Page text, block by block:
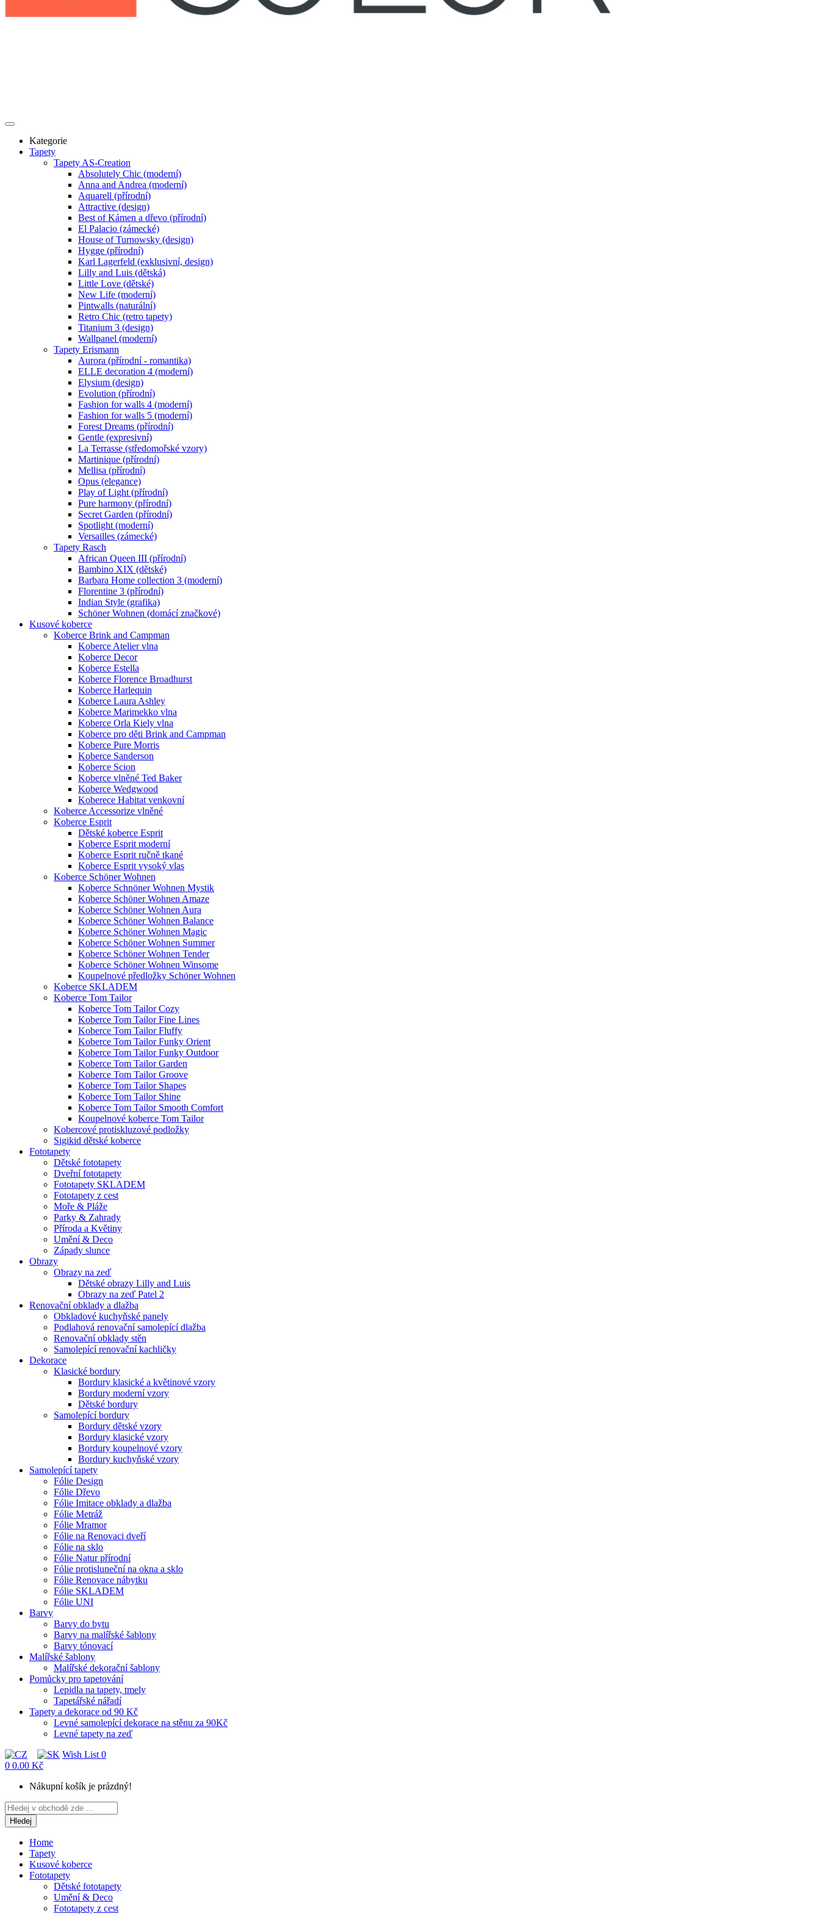
Kategorie
Tapety
Tapety AS-Creation
Absolutely Chic (moderní)
Anna and Andrea (moderní)
Aquarell (přírodní)
Attractive (design)
Best of Kámen a dřevo (přírodní)
El Palacio (zámecké)
House of Turnowsky (design)
Hygge (přírodní)
Karl Lagerfeld (exklusivní, design)
Lilly and Luis (dětská)
Little Love (dětské)
New Life (moderní)
Pintwalls (naturální)
Retro Chic (retro tapety)
Titanium 3 (design)
Wallpanel (moderní)
Tapety Erismann
Aurora (přírodní - romantika)
ELLE decoration 4 (moderní)
Elysium (design)
Evolution (přírodní)
Fashion for walls 4 (moderní)
Fashion for walls 5 (moderní)
Forest Dreams (přírodní)
Gentle (expresivní)
La Terrasse (středomořské vzory)
Martinique (přírodní)
Mellisa (přírodní)
Opus (elegance)
Play of Light (přírodní)
Pure harmony (přírodní)
Secret Garden (přírodní)
Spotlight (moderní)
Versailles (zámecké)
Tapety Rasch
African Queen III (přírodní)
Bambino XIX (dětské)
Barbara Home collection 3 (moderní)
Florentine 3 (přírodní)
Indian Style (grafika)
Schöner Wohnen (domácí značkové)
Kusové koberce
Koberce Brink and Campman
Koberce Atelier vlna
Koberce Decor
Koberce Estella
Koberce Florence Broadhurst
Koberce Harlequin
Koberce Laura Ashley
Koberce Marimekko vlna
Koberce Orla Kiely vlna
Koberce pro děti Brink and Campman
Koberce Pure Morris
Koberce Sanderson
Koberce Scion
Koberce vlněné Ted Baker
Koberce Wedgwood
Koberece Habitat venkovní
Koberce Accessorize vlněné
Koberce Esprit
Dětské koberce Esprit
Koberce Esprit moderní
Koberce Esprit ručně tkané
Koberce Esprit vysoký vlas
Koberce Schöner Wohnen
Koberce Schnöner Wohnen Mystik
Koberce Schöner Wohnen Amaze
Koberce Schöner Wohnen Aura
Koberce Schöner Wohnen Balance
Koberce Schöner Wohnen Magic
Koberce Schöner Wohnen Summer
Koberce Schöner Wohnen Tender
Koberce Schöner Wohnen Winsome
Koupelnové předložky Schöner Wohnen
Koberce SKLADEM
Koberce Tom Tailor
Koberce Tom Tailor Cozy
Koberce Tom Tailor Fine Lines
Koberce Tom Tailor Fluffy
Koberce Tom Tailor Funky Orient
Koberce Tom Tailor Funky Outdoor
Koberce Tom Tailor Garden
Koberce Tom Tailor Groove
Koberce Tom Tailor Shapes
Koberce Tom Tailor Shine
Koberce Tom Tailor Smooth Comfort
Koupelnové koberce Tom Tailor
Kobercové protiskluzové podložky
Sigikid dětské koberce
Fototapety
Dětské fototapety
Dveřní fototapety
Fototapety SKLADEM
Fototapety z cest
Moře & Pláže
Parky & Zahrady
Příroda a Květiny
Umění & Deco
Západy slunce
Obrazy
Obrazy na zeď
Dětské obrazy Lilly and Luis
Obrazy na zeď Patel 2
Renovační obklady a dlažba
Obkladové kuchyňské panely
Podlahová renovační samolepící dlažba
Renovační obklady stěn
Samolepící renovační kachličky
Dekorace
Klasické bordury
Bordury klasické a květinové vzory
Bordury moderní vzory
Dětské bordury
Samolepící bordury
Bordury dětské vzory
Bordury klasické vzory
Bordury koupelnové vzory
Bordury kuchyňské vzory
Samolepící tapety
Fólie Design
Fólie Dřevo
Fólie Imitace obklady a dlažba
Fólie Metráž
Fólie Mramor
Fólie na Renovaci dveří
Fólie na sklo
Fólie Natur přírodní
Fólie protisluneční na okna a sklo
Fólie Renovace nábytku
Fólie SKLADEM
Fólie UNI
Barvy
Barvy do bytu
Barvy na malířské šablony
Barvy tónovací
Malířské šablony
Malířské dekorační šablony
Pomůcky pro tapetování
Lepidla na tapety, tmely
Tapetářské nářadí
Tapety a dekorace od 90 Kč
Levné samolepící dekorace na stěnu za 90Kč
Levné tapety na zeď
Wish List 0
0 0.00 Kč
Nákupní košík je prázdný!
Hledej
Home
Tapety
Kusové koberce
Fototapety
Dětské fototapety
Umění & Deco
Fototapety z cest